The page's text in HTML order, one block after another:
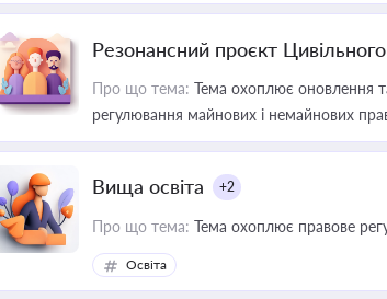
Резонансний проєкт
Про що тема: Тема охоплює оновлення
регулювання майнових і немайнових
Вища освіта +2
Про що тема: Тема охоплює правове
Освіта